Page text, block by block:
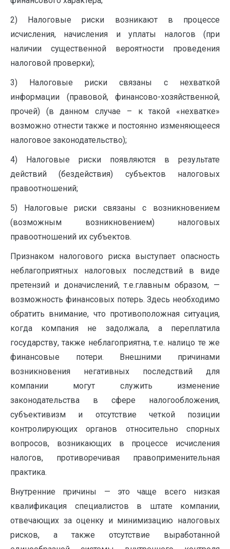
2) Налоговые риски возникают в процессе
исчисления, начисления и уплаты налогов (при
наличии существенной вероятности проведения
налоговой проверки);
3) Налоговые риски связаны с нехваткой
информации (правовой, финансово-хозяйственной,
прочей) (в данном случае – к такой «нехватке»
возможно отнести также и постоянно изменяющееся
налоговое законодательство);
4) Налоговые риски появляются в результате
действий (бездействия) субъектов налоговых
правоотношений;
5) Налоговые риски связаны с возникновением
(возможным возникновением) налоговых
правоотношений их субъектов.
Признаком налогового риска выступает опасность
неблагоприятных налоговых последствий в виде
претензий и доначислений, т.е.главным образом, —
возможность финансовых потерь. Здесь необходимо
обратить внимание, что противоположная ситуация,
когда компания не задолжала, а переплатила
государству, также неблагоприятна, т.е. налицо те же
финансовые потери. Внешними причинами
возникновения негативных последствий для
компании могут служить изменение
законодательства в сфере налогообложения,
субъективизм и отсутствие четкой позиции
контролирующих органов относительно спорных
вопросов, возникающих в процессе исчисления
налогов, противоречивая правоприменительная
практика.
Внутренние причины — это чаще всего низкая
квалификация специалистов в штате компании,
отвечающих за оценку и минимизацию налоговых
рисков, а также отсутствие выработанной